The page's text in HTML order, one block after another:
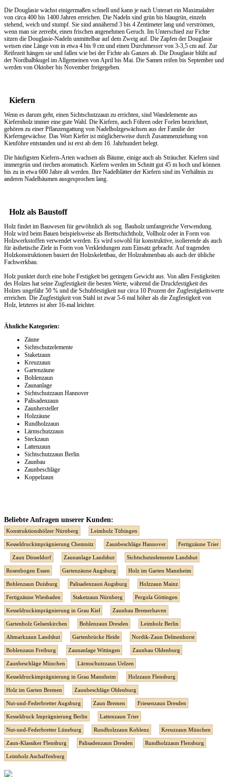
Die Douglasie wächst einigermaßen schnell und kann je nach Unterart ein Maximalalter
von circa 400 bis 1400 Jahren erreichen. Die Nadeln sind grün bis blaugrün, einzeln
stehend, weich und stumpf. Sie sind annähernd 3 bis 4 Zentimeter lang und verströmen,
wenn man sie zerreibt, einen frischen angenehmen Geruch. Im Unterschied zur Fichte
sitzen die Douglasie-Nadeln unmittelbar auf dem Zweig auf. Die Zapfen der Douglasie
weisen eine Länge von in etwa 4 bis 9 cm und einen Durchmesser von 3-3,5 cm auf. Zur
Reifezeit hängen sie und fallen wie bei der Fichte als Ganzes ab. Die Douglasie blüht auf
der Nordhalbkugel im Allgemeinen von April bis Mai. Die Samen reifen bis September und
werden von Oktober bis November freigegeben.
Kiefern
Wenn es darum geht, einen Sichtschutzzaun zu errichten, sind Wandelemente aus
Kiefernholz immer eine gute Wahl. Die Kiefern, auch Föhren oder Forlen bezeichnet,
gehören zu einer Pflanzengattung von Nadelholzgewächsen aus der Familie der
Kieferngewächse. Das Wort Kiefer ist möglicherweise durch Zusammenziehung von
Kienföhre entstanden und ist erst ab dem 16. Jahrhundert belegt.
Die häufigsten Kiefern-Arten wachsen als Bäume, einige auch als Sträucher. Kiefern sind
immergrün und riechen aromatisch. Kiefern werden im Schnitt gut 45 m hoch und können
bis zu in etwa 600 Jahre alt werden. Ihre Nadelblätter der Kiefern sind im Verhältnis zu
anderen Nadelbäumen ausgesprochen lang.
Holz als Baustoff
Holz findet im Bauwesen für gewöhnlich als sog. Bauholz umfangreiche Verwendung.
Holz wird beim Bauen beispielsweise als Brettschichtholz, Vollholz oder in Form von
Holzwerkstoffen verwendet werden. Es wird sowohl für konstruktive, isolierende als auch
für ästhetische Ziele in Form von Verkleidungen zum Einsatz gebracht. Auf tragenden
Holzkonstruktionen basiert der Holzskelettbau, der Holzrahmenbau als auch der übliche
Fachwerkbau.
Holz punktet durch eine hohe Festigkeit bei geringem Gewicht aus. Von allen Festigkeiten
des Holzes hat seine Zugfestigkeit die besten Werte, während die Druckfestigkeit des
Holzes ungefähr 50 % und die Schubfestigkeit nur circa 10 Prozent der Zugfestigkeitswerte
erreichen. Die Zugfestigkeit von Stahl ist zwar 5-6 mal höher als die Zugfestigkeit von
Holz, letzteres ist aber 16-mal leichter.
Ähnliche Kategorien:
Zäune
Sichtschutzelemente
Staketzaun
Kreuzzaun
Gartenzäune
Bohlenzaun
Zaunanlage
Sichtschutzzaun Hannover
Palisadenzaun
Zaunhersteller
Holzzäune
Rundholzzaun
Lärmschutzzaun
Steckzaun
Lattenzaun
Sichtschutzzaun Berlin
Zaunbau
Zaunbeschläge
Koppelzaun
Beliebte Anfragen unserer Kunden:
Konstruktionshölzer Nürnberg Leimholz Tübingen
Kesseldruckimprägnierung Chemnitz Zaunbeschläge Hannover Fertigzäune Trier
Zaun Düsseldorf Zaunanlage Landshut Sichtschutzelemente Landshut
Rosenbogen Essen Gartenzäune Augsburg Holz im Garten Mannheim
Bohlenzaun Duisburg Palisadenzaun Augsburg Holzzaun Mainz
Fertigzäune Wiesbaden Staketzaun Nürnberg Pergola Göttingen
Kesseldruckimprägnierung in Grau Kiel Zaunbau Bremerhaven
Gartenholz Gelsenkirchen Bohlenzaun Dresden Leimholz Berlin
Altmarkzaun Landshut Gartenbrücke Heide Nordik-Zaun Delmenhorst
Bohlenzaun Freiburg Zaunanlage Wittingen Zaunbau Oldenburg
Zaunbeschläge München Lärmschutzzaun Uelzen
Kesseldruckimprägnierung in Grau Mannheim Holzzaun Flensburg
Holz im Garten Bremen Zaunbeschläge Oldenburg
Nut-und-Federbretter Augsburg Zaun Bremen Friesenzaun Dresden
Kesseldruck Imprägnierung Berlin Lattenzaun Trier
Nut-und-Federbretter Lüneburg Rundholzzaun Koblenz Kreuzzaun München
Zaun-Klassiker Flensburg Palisadenzaun Dresden Rundholzzaun Flensburg
Leimholz Aschaffenburg